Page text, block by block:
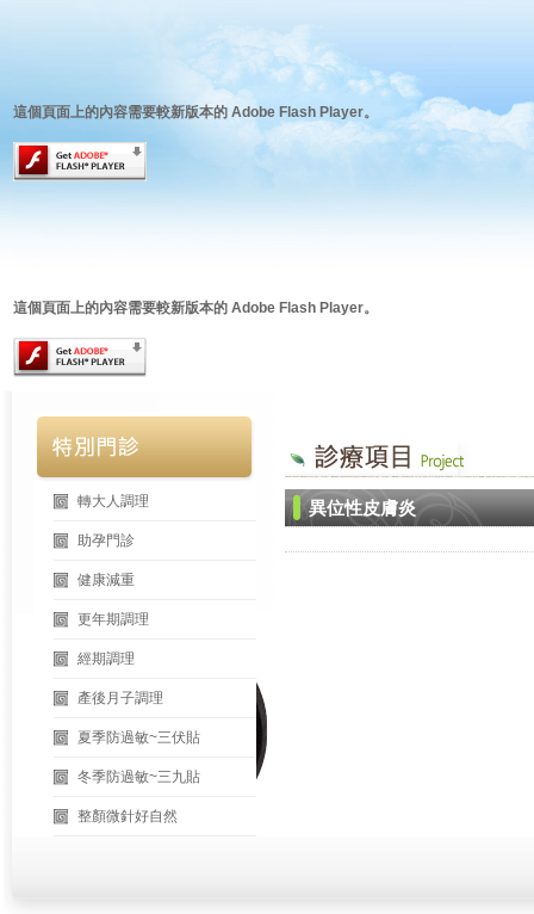
這個頁面上的內容需要較新版本的 Adobe Flash Player。
這個頁面上的內容需要較新版本的 Adobe Flash Player。
轉大人調理
助孕門診
健康減重
更年期調理
經期調理
產後月子調理
夏季防過敏~三伏貼
冬季防過敏~三九貼
整顏微針好自然
異位性皮膚炎